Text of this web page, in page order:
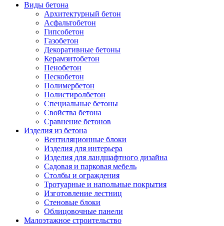
Виды бетона
Архитектурный бетон
Асфальтобетон
Гипсобетон
Газобетон
Декоративные бетоны
Керамзитобетон
Пенобетон
Пескобетон
Полимербетон
Полистиролбетон
Специальные бетоны
Свойства бетона
Сравнение бетонов
Изделия из бетона
Вентиляционные блоки
Изделия для интерьера
Изделия для ландшафтного дизайна
Садовая и парковая мебель
Столбы и ограждения
Тротуарные и напольные покрытия
Изготовление лестниц
Стеновые блоки
Облицовочные панели
Малоэтажное строительство